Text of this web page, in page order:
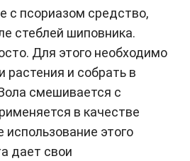
с псориазом средство,
стеблей шиповника.
Для этого необходимо
растения и собрать в
смешивается с
в качестве
этого
дает свои